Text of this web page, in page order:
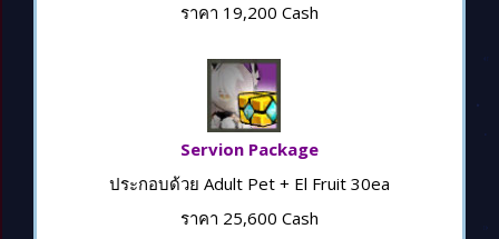
ราคา 19,200 Cash
Servion Package
ประกอบด้วย Adult Pet + El Fruit 30ea
ราคา 25,600 Cash